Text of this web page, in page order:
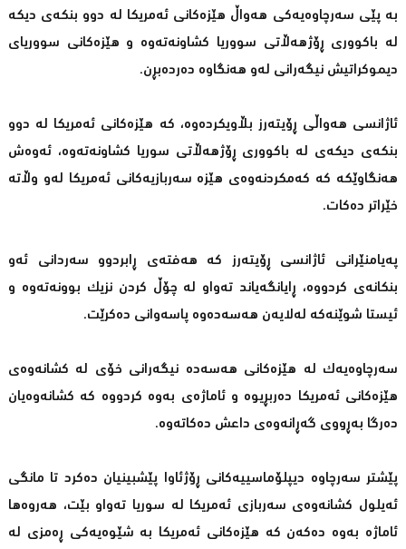
به‌ پێی سه‌رچاوه‌یه‌كی هه‌واڵ هێزه‌كانی ئه‌مریكا له‌ دوو بنكه‌ی دیكه‌
له‌ باكووری ڕۆژهه‌ڵاتی سووریا كشاونه‌ته‌وه‌ و هێزه‌كانی سووریای
دیموكراتیش نیگه‌رانی له‌و هه‌نگاوه‌ ده‌رده‌بڕن.
ئاژانسی هه‌واڵی ڕۆیته‌رز بڵاویكرده‌وه‌، كه‌ هێزه‌كانی ئه‌مریكا له‌ دوو
بنكه‌ی دیكه‌ی له‌ باكووری ڕۆژهه‌ڵاتی سوریا كشاونه‌ته‌وه‌، ئه‌وه‌ش
هه‌نگاوێكه‌ كه‌ كه‌مكردنه‌وه‌ی هێزه‌ سه‌ربازیه‌كانی ئه‌مریكا له‌و وڵاته‌
خێراتر ده‌كات.
په‌یامنێرانی ئاژانسی ڕۆیته‌رز كه‌ هه‌فته‌ی ڕابردوو سه‌ردانی ئه‌و
بنكانه‌ی كردووه‌، ڕایانگه‌یاند ته‌واو له‌ چۆڵ كردن نزیك بوونه‌ته‌وه‌ و
ئیستا شوێنه‌كه‌ له‌لایه‌ن هه‌سه‌ده‌وه‌ پاسه‌وانی ده‌كرێت.
سه‌رچاوه‌یه‌ك له‌ هێزه‌كانی هه‌سه‌ده‌ نیگه‌رانی خۆی له‌ كشانه‌وه‌ی
هێزه‌كانی ئه‌مریكا ده‌ربڕیوه‌ و ئاماژه‌ی به‌وه‌ كردووه‌ كه‌ كشانه‌وه‌یان
ده‌رگا به‌ڕووی گه‌ڕانه‌وه‌ی داعش ده‌كاته‌وه‌.
پێشتر سه‌رچاوه‌ دیپلۆماسییه‌كانی ڕۆژئاوا پێشبینیان ده‌كرد تا مانگی
ئه‌یلول كشانه‌وه‌ی سه‌ربازی ئه‌مریكا له‌ سوریا ته‌واو بێت، هه‌روه‌ها
ئاماژه‌ به‌وه‌ ده‌كه‌ن كه‌ هێزه‌كانی ئه‌مریكا به‌ شێوه‌یه‌كی ڕه‌مزی له‌